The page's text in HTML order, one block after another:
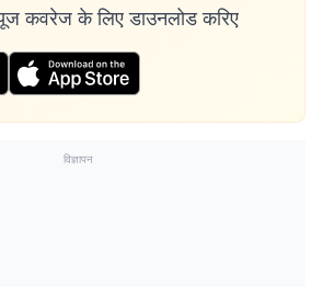
कवरेज के लिए डाउनलोड करिए
विज्ञापन